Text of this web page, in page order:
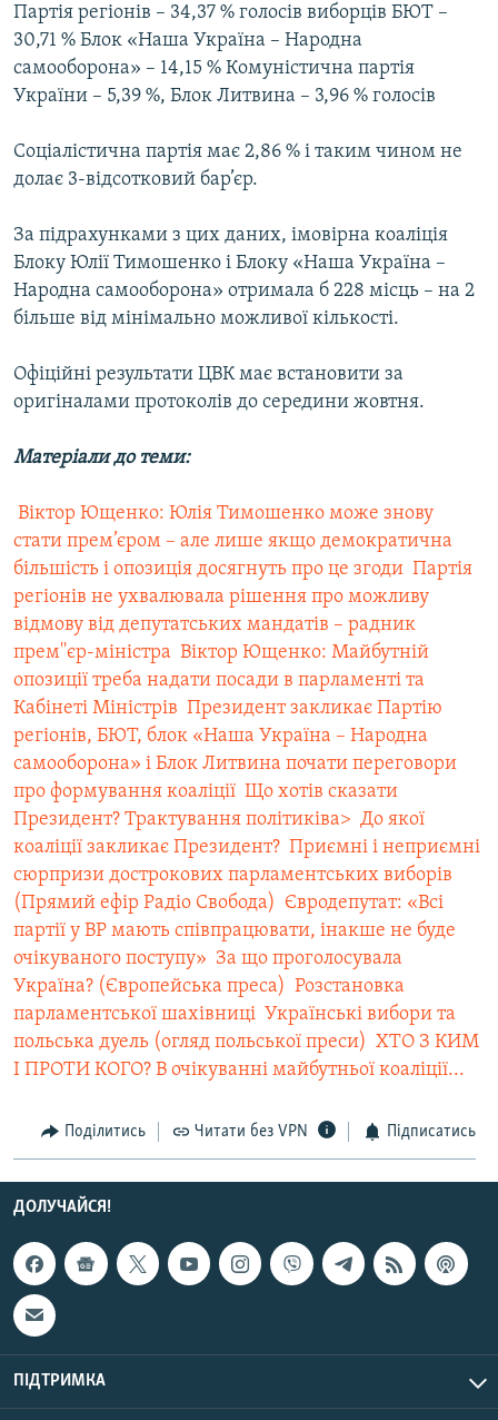
Партія регіонів – 34,37 % голосів виборців БЮТ –
30,71 % Блок «Наша Україна – Народна
самооборона» – 14,15 % Комуністична партія
України – 5,39 %, Блок Литвина – 3,96 % голосів
Соціалістична партія має 2,86 % і таким чином не
долає 3-відсотковий бар’єр.
За підрахунками з цих даних, імовірна коаліція
Блоку Юлії Тимошенко і Блоку «Наша Україна –
Народна самооборона» отримала б 228 місць – на 2
більше від мінімально можливої кількості.
Офіційні результати ЦВК має встановити за
оригіналами протоколів до середини жовтня.
Матеріали до теми:
 Віктор Ющенко: Юлія Тимошенко може знову
стати прем’єром – але лише якщо демократична
більшість і опозиція досягнуть про це згоди  Партiя
регiонiв не ухвалювала рiшення про можливу
вiдмову вiд депутатських мандатiв – радник
прем''єр-міністра  Віктор Ющенко: Майбутній
опозиції треба надати посади в парламенті та
Кабінеті Міністрів  Президент закликає Партію
регіонів, БЮТ, блок «Наша Україна – Народна
самооборона» і Блок Литвина почати переговори
про формування коаліції  Що хотів сказати
Президент? Трактування політиківa>  До якої
коаліції закликає Президент?  Приємні і неприємні
сюрпризи дострокових парламентських виборів
(Прямий ефір Радіо Свобода)  Євродепутат: «Всі
партії у ВР мають співпрацювати, інакше не буде
очікуваного поступу»  За що проголосувала
Україна? (Європейська преса)  Розстановка
парламентської шахівниці  Українські вибори та
польська дуель (огляд польської преси)  ХТО З КИМ
І ПРОТИ КОГО? В очікуванні майбутньої коаліції...
Поділитись Читати без VPN Підписатись
ДОЛУЧАЙСЯ!
ПІДТРИМКА